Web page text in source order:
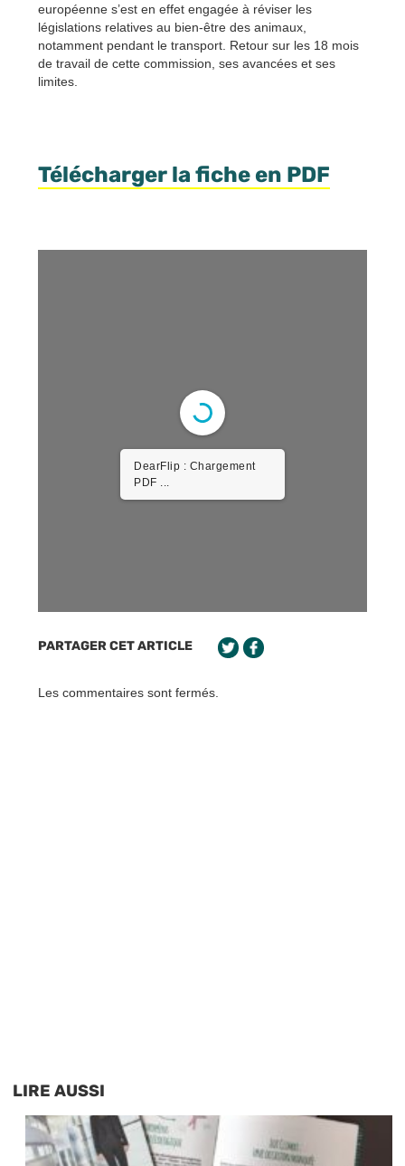
européenne s’est en effet engagée à réviser les
législations relatives au bien-être des animaux,
notamment pendant le transport. Retour sur les 18 mois
de travail de cette commission, ses avancées et ses
limites.
Télécharger la fiche en PDF
DearFlip : Chargement
PDF ...
PARTAGER CET ARTICLE
Les commentaires sont fermés.
LIRE AUSSI